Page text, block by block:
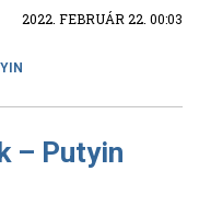
2022. FEBRUÁR 22. 00:03
– Putyin